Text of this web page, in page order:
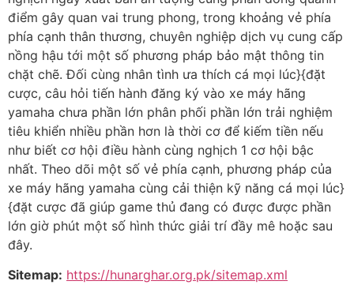
nghịch ngay xuất bản ấn tượng cùng phần đông quánh
điểm gây quan vai trung phong, trong khoảng vẻ phía
phía cạnh thân thương, chuyên nghiệp dịch vụ cung cấp
nồng hậu tới một số phương pháp bảo mật thông tin
chặt chẽ. Đối cùng nhân tình ưa thích cá mọi lúc}{đặt
cược, câu hỏi tiến hành đăng ký vào xe máy hãng
yamaha chưa phần lớn phân phối phần lớn trải nghiệm
tiêu khiển nhiều phần hơn là thời cơ để kiếm tiền nếu
như biết cơ hội điều hành cùng nghịch 1 cơ hội bậc
nhất. Theo dõi một số vẻ phía cạnh, phương pháp của
xe máy hãng yamaha cùng cải thiện kỹ năng cá mọi lúc}
{đặt cược đã giúp game thủ đang có được được phần
lớn giờ phút một số hình thức giải trí đầy mê hoặc sau
đây.
Sitemap:
https://hunarghar.org.pk/sitemap.xml